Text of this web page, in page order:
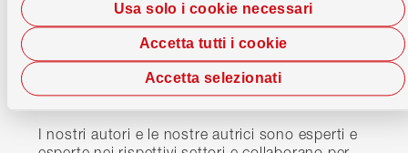
Accetta tutti i cookie
Accetta selezionati
Usa solo i cookie necessari
Ti presento la panoramica delle
autrici e degli autori del blog
I nostri autori e le nostre autrici sono esperti e